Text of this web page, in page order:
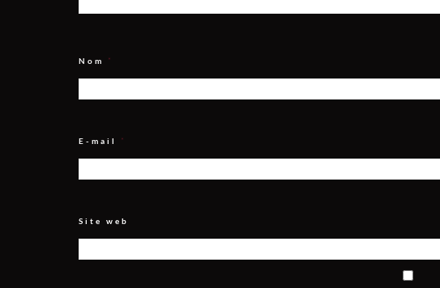
Nom *
E-mail *
Site web